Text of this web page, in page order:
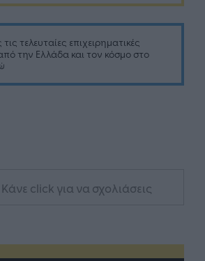
τις τελευταίες επιχειρηματικές
την Ελλάδα και τον κόσμο στο
Κάνε click για να σχολιάσεις